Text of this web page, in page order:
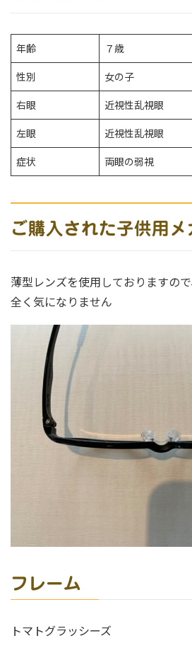
年齢
７歳
性別
女の子
右眼
近視性乱視眼
左眼
近視性乱視眼
症状
両眼の弱視
ご購入された子供用メ
薄型レンズを使用しておりますの
全く気になりません
フレーム
トマトグラッシーズ